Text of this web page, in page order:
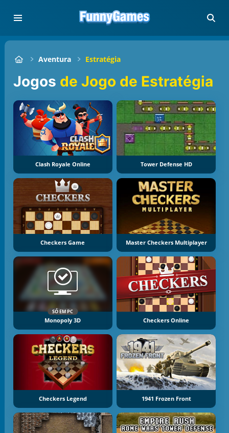
Aventura Estratégia
Jogos de Jogo de Estratégia
Clash Royale Online Tower Defense HD
Checkers Game Master Checkers Multiplayer
SÓ EM PC
Monopoly 3D Checkers Online
Checkers Legend 1941 Frozen Front